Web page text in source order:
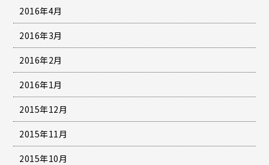
2016年4月
2016年3月
2016年2月
2016年1月
2015年12月
2015年11月
2015年10月